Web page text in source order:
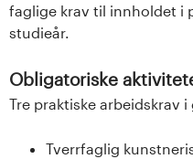
faglige krav til innholdet i
studieår.
Obligatoriske
Tre praktiske arbeidskrav i
Tverrfaglig